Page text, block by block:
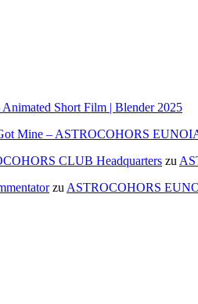
Short Film | Blender 2025
Mine – ASTROCOHORS
CLUB Headquarters zu
zu ASTROCOHORS